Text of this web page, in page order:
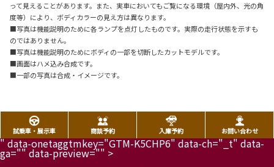
って見えることがあります。また、実車においてもご覧になる環境（屋内外、光の角
度等）により、ボディカラーの見え方は異なります。
■写真は機能説明のために各ランプを点灯したものです。実際の走行状態を示すも
のではありません。
■写真は機能説明のためにボディの一部を切断したカットモデルです。
■画面はハメ込み合成です。
■一部の写真は合成・イメージです。
試乗車・展示車 商談予約 入庫予約 お問い合わせ
" data-onetaggtmkey="GTM-K5CHP6" data-ch="_t" data-
ga="" data-preview="" >